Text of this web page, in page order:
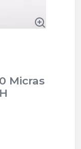
Micras